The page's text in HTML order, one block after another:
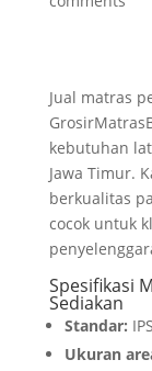
Jual matras
kebutuhan
Jawa Timur.
berkualitas
cocok untuk
Spesifikasi
Sediakan
Standar:
Ukuran